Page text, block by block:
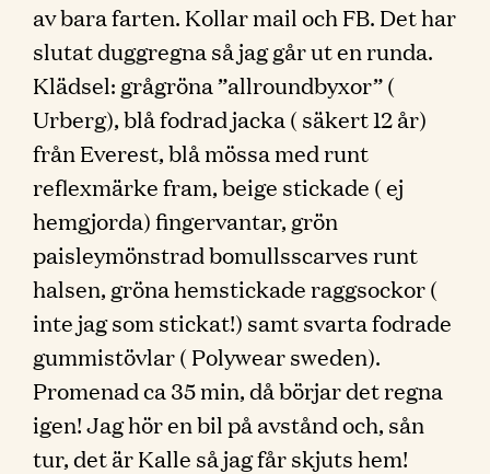
av bara farten. Kollar mail och FB. Det har
slutat duggregna så jag går ut en runda.
Klädsel: grågröna ”allroundbyxor” (
Urberg), blå fodrad jacka ( säkert 12 år)
från Everest, blå mössa med runt
reflexmärke fram, beige stickade ( ej
hemgjorda) fingervantar, grön
paisleymönstrad bomullsscarves runt
halsen, gröna hemstickade raggsockor (
inte jag som stickat!) samt svarta fodrade
gummistövlar ( Polywear sweden).
Promenad ca 35 min, då börjar det regna
igen! Jag hör en bil på avstånd och, sån
tur, det är Kalle så jag får skjuts hem!